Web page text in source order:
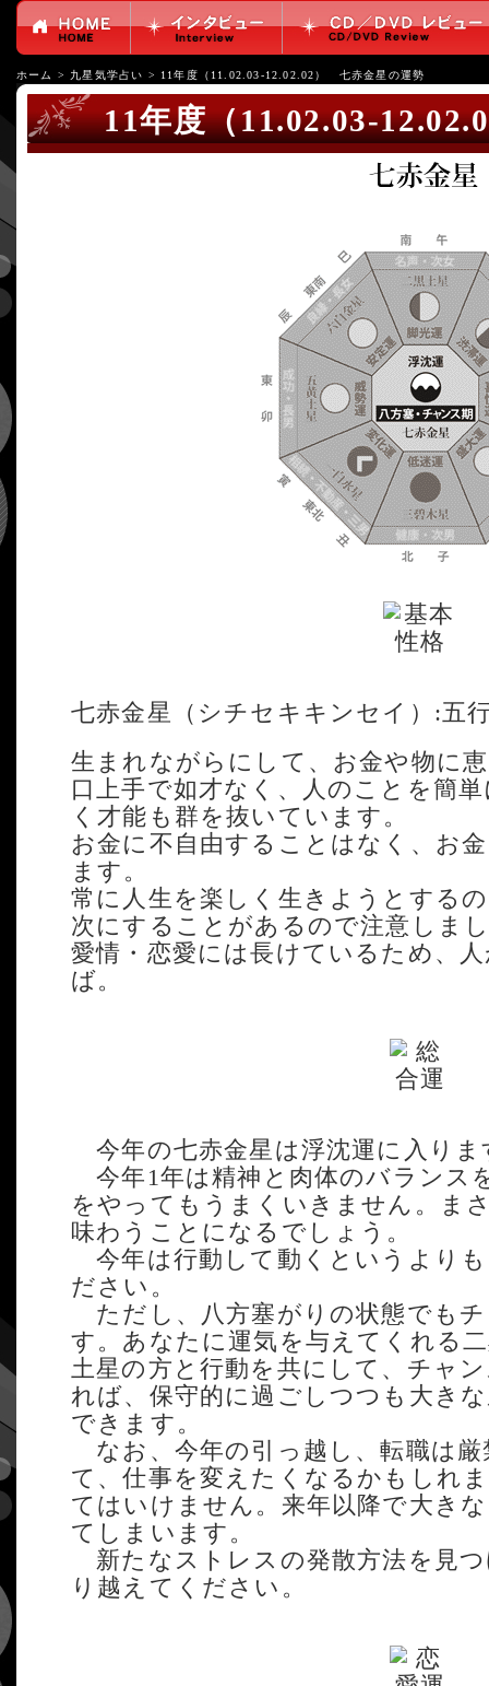
ホーム > 九星気学占い > 11年度（11.02.03-12.02.02） 七赤金星の運勢
11年度（11.02.03-
七赤金星（シチセキキンセイ）:五
生まれながらにして、お金や物に
口上手で如才なく、人のことを簡
く才能も群を抜いています。
お金に不自由することはなく、お
ます。
常に人生を楽しく生きようとする
次にすることがあるので注意しま
愛情・恋愛には長けているため、
ば。
今年の七赤金星は浮沈運に入りま
今年1年は精神と肉体のバランス
をやってもうまくいきません。ま
味わうことになるでしょう。
今年は行動して動くというより
ださい。
ただし、八方塞がりの状態でも
す。あなたに運気を与えてくれる
土星の方と行動を共にして、チャ
れば、保守的に過ごしつつも大き
できます。
なお、今年の引っ越し、転職は
て、仕事を変えたくなるかもしれ
てはいけません。来年以降で大き
てしまいます。
新たなストレスの発散方法を見
り越えてください。